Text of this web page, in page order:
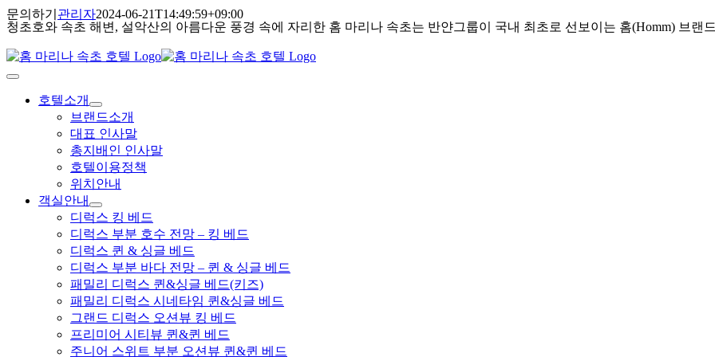
콘
텐
츠
로
건
청초호와 속초 해변, 설악산의 아름다운 풍경 속에 자리한 홈 마리나 속초는 반얀그룹이 국내 최초로 선보이는 홈(Homm) 브랜
Toggle
Navigation호텔소개
브랜드소개
대표 인사말
총지배인 인사말
호텔이용정책
위치안내
객실안내
디럭스 킹 베드
디럭스 부분 호수 전망 – 킹 베드
디럭스 퀸 & 싱글 베드
디럭스 부분 바다 전망 – 퀸 & 싱글 베드
패밀리 디럭스 퀸&싱글 베드(키즈)
패밀리 디럭스 시네타임 퀸&싱글 베드
그랜드 디럭스 오션뷰 킹 베드
프리미어 시티뷰 퀸&퀸 베드
주니어 스위트 부분 오션뷰 퀸&퀸 베드
문의하기 관리자2024-06-21T14:49:59+09:00